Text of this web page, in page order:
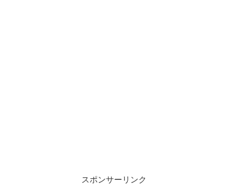
スポンサーリンク